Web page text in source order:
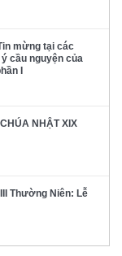
mừng tại các
cầu nguyện của
I
NHẬT XIX
Thường Niên: Lễ